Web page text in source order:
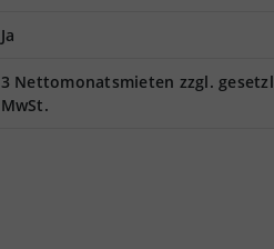
Ja
3 Nettomonatsmieten zzgl.
MwSt.